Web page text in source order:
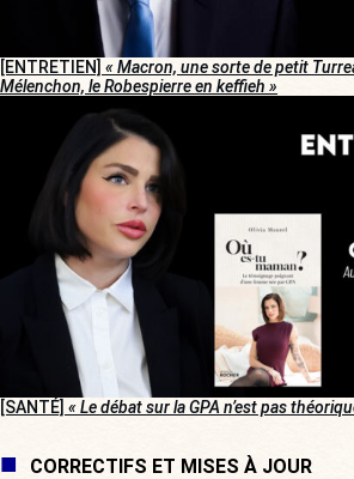
[ENTRETIEN] « Macron, une sorte de petit
Mélenchon, le Robespierre en keffieh »
[SANTÉ] « Le débat sur la GPA n’est pas
CORRECTIFS ET MISES À JOUR